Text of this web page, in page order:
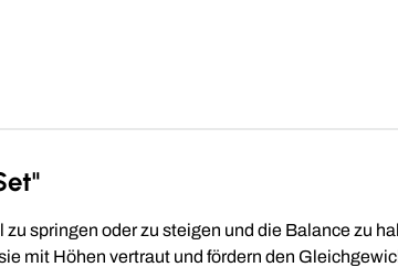
springen oder zu steigen und die Balance zu
mit Höhen vertraut und fördern den